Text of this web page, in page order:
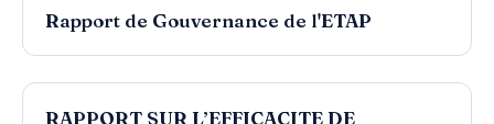
Rapport annuel sur l'inclusion financière et
bancaire en Tunisie (2017)